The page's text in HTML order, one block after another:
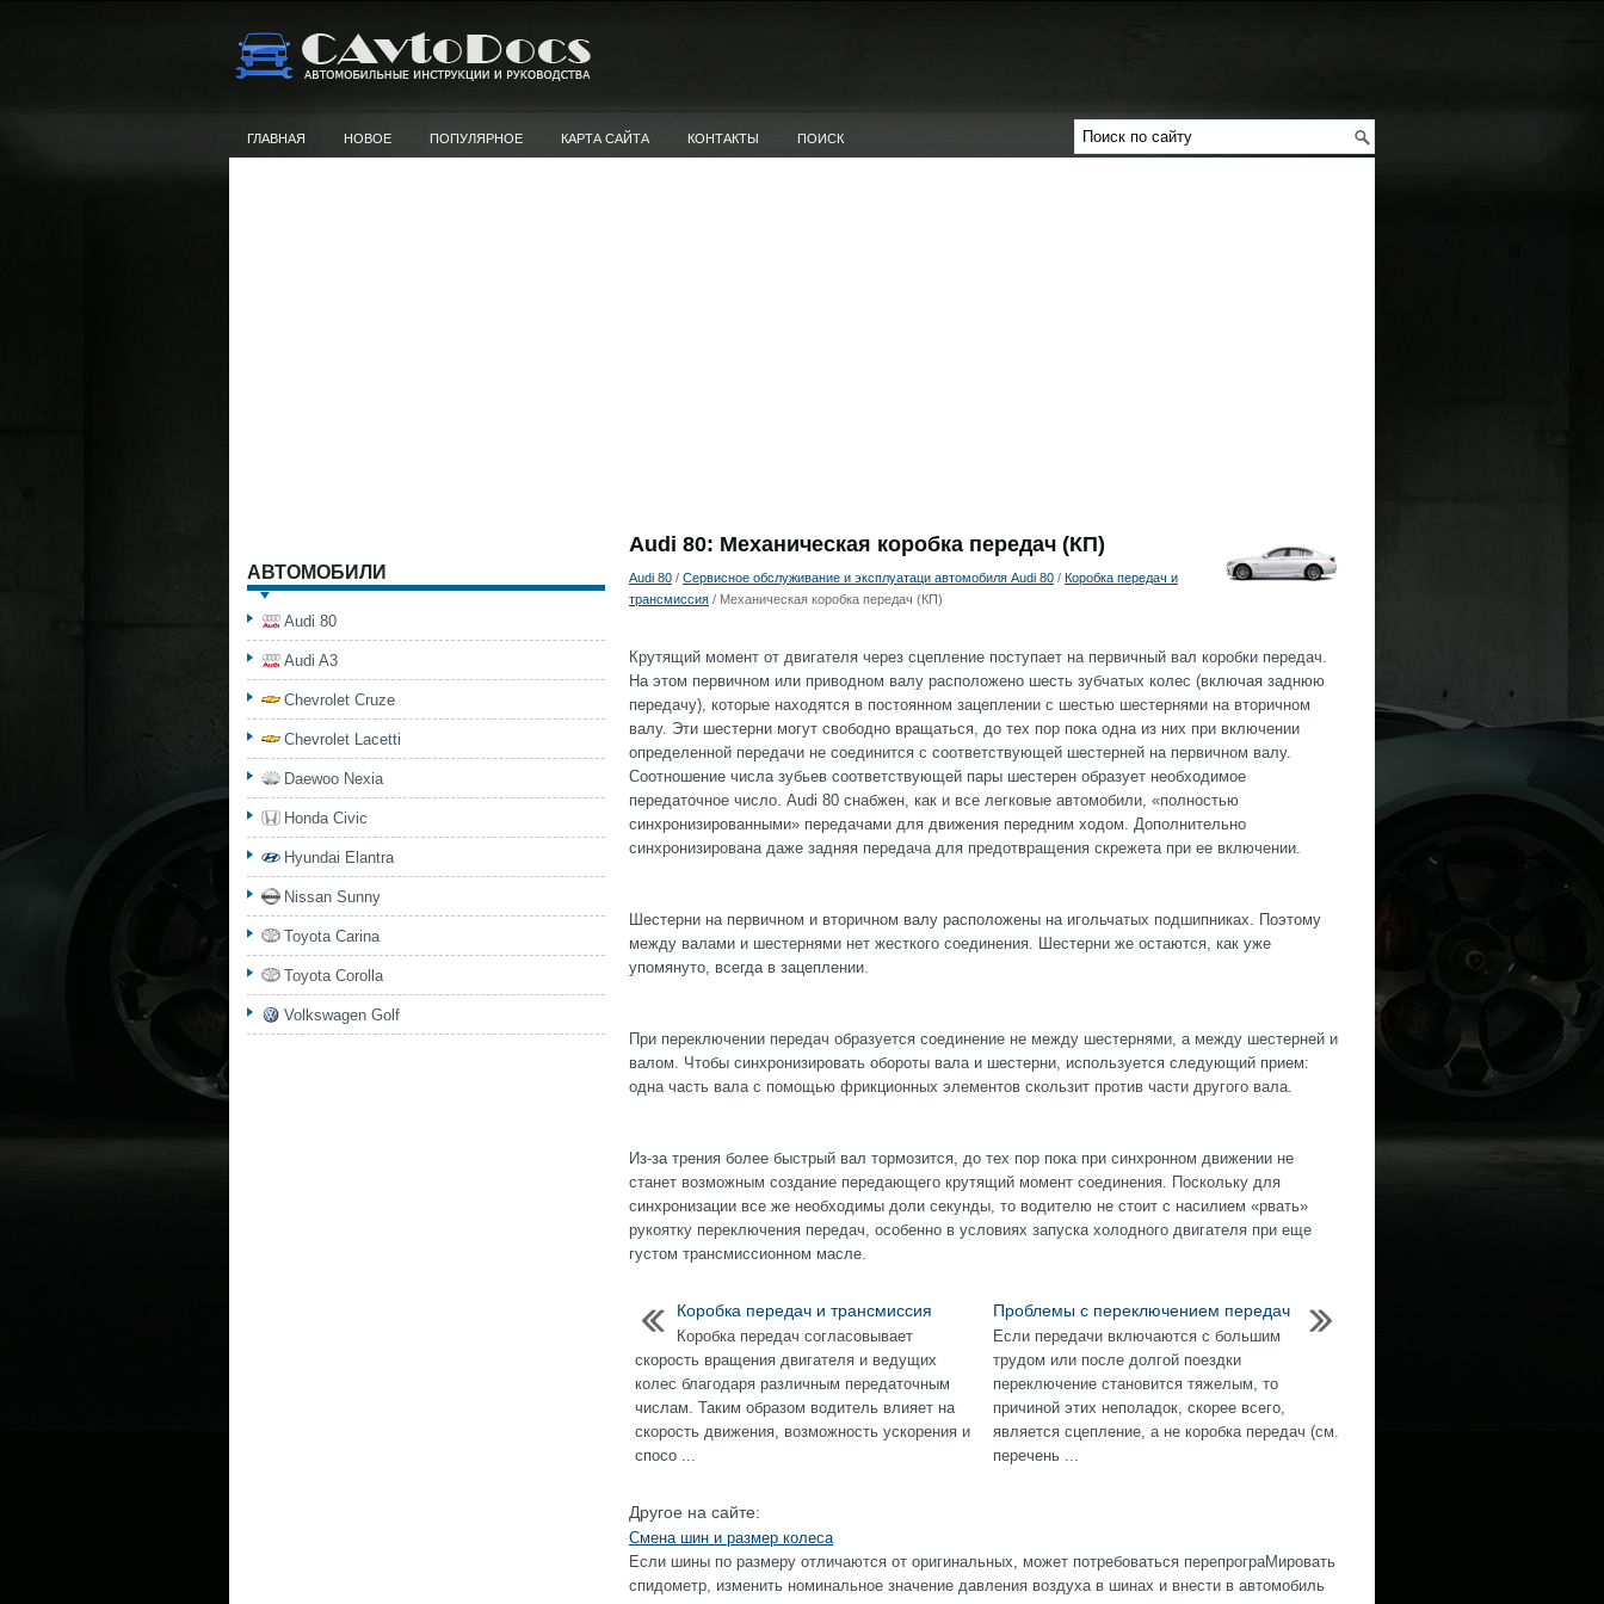
ГЛАВНАЯ НОВОЕ ПОПУЛЯРНОЕ КАРТА САЙТА КОНТАКТЫ ПОИСК
Audi 80: Механическая коробка передач (КП)
Audi 80 / Сервисное обслуживание и эксплуатаци автомобиля Audi 80 / Коробка передач и
трансмиссия / Механическая коробка передач (КП)
Крутящий момент от двигателя через сцепление поступает на первичный вал коробки передач.
На этом первичном или приводном валу расположено шесть зубчатых колес (включая заднюю
передачу), которые находятся в постоянном зацеплении с шестью шестернями на вторичном
валу. Эти шестерни могут свободно вращаться, до тех пор пока одна из них при включении
определенной передачи не соединится с соответствующей шестерней на первичном валу.
Соотношение числа зубьев соответствующей пары шестерен образует необходимое
передаточное число. Audi 80 снабжен, как и все легковые автомобили, «полностью
синхронизированными» передачами для движения передним ходом. Дополнительно
синхронизирована даже задняя передача для предотвращения скрежета при ее включении.
Шестерни на первичном и вторичном валу расположены на игольчатых подшипниках. Поэтому
между валами и шестернями нет жесткого соединения. Шестерни же остаются, как уже
упомянуто, всегда в зацеплении.
При переключении передач образуется соединение не между шестернями, а между шестерней и
валом. Чтобы синхронизировать обороты вала и шестерни, используется следующий прием:
одна часть вала с помощью фрикционных элементов скользит против части другого вала.
Из-за трения более быстрый вал тормозится, до тех пор пока при синхронном движении не
станет возможным создание передающего крутящий момент соединения. Поскольку для
синхронизации все же необходимы доли секунды, то водителю не стоит с насилием «рвать»
рукоятку переключения передач, особенно в условиях запуска холодного двигателя при еще
густом трансмиссионном масле.
Коробка передач и трансмиссия
Коробка передач согласовывает
скорость вращения двигателя и ведущих
колес благодаря различным передаточным
числам. Таким образом водитель влияет на
скорость движения, возможность ускорения и
спосо ...
Проблемы с переключением передач
Если передачи включаются с большим
трудом или после долгой поездки
переключение становится тяжелым, то
причиной этих неполадок, скорее всего,
является сцепление, а не коробка передач (см.
перечень ...
Другое на сайте:
Смена шин и размер колеса
Если шины по размеру отличаются от оригинальных, может потребоваться перепрограМировать
спидометр, изменить номинальное значение давления воздуха в шинах и внести в автомобиль
АВТОМОБИЛИ
Audi 80
Audi A3
Chevrolet Cruze
Chevrolet Lacetti
Daewoo Nexia
Honda Civic
Hyundai Elantra
Nissan Sunny
Toyota Carina
Toyota Corolla
Volkswagen Golf